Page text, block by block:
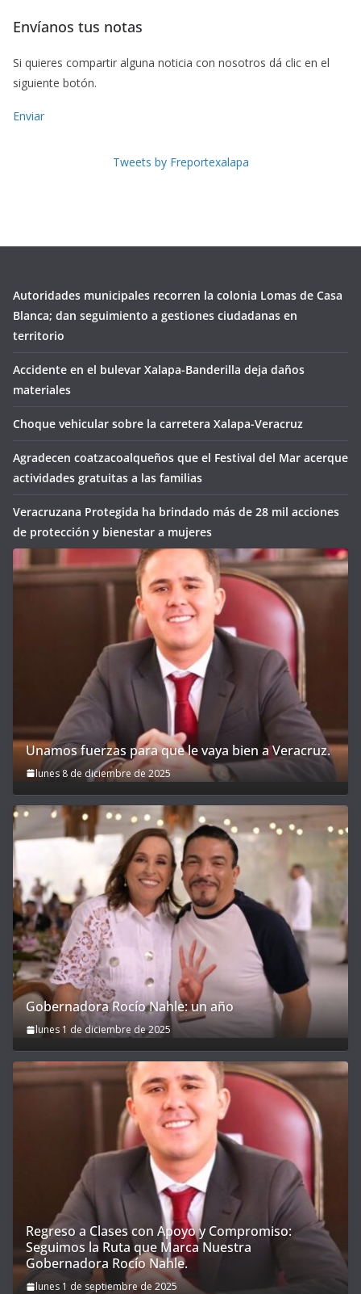
Envíanos tus notas
Si quieres compartir alguna noticia con nosotros dá clic en el
siguiente botón.
Enviar
Tweets by Freportexalapa
Autoridades municipales recorren la colonia Lomas de Casa
Blanca; dan seguimiento a gestiones ciudadanas en
territorio
Accidente en el bulevar Xalapa-Banderilla deja daños
materiales
Choque vehicular sobre la carretera Xalapa-Veracruz
Agradecen coatzacoalqueños que el Festival del Mar acerque
actividades gratuitas a las familias
Veracruzana Protegida ha brindado más de 28 mil acciones
de protección y bienestar a mujeres
Unamos fuerzas para que le vaya bien a Veracruz.
lunes 8 de diciembre de 2025
Gobernadora Rocío Nahle: un año
lunes 1 de diciembre de 2025
Regreso a Clases con Apoyo y Compromiso:
Seguimos la Ruta que Marca Nuestra
Gobernadora Rocío Nahle.
lunes 1 de septiembre de 2025